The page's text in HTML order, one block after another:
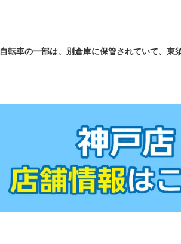
転車の一部は、別倉庫に保管されていて、東